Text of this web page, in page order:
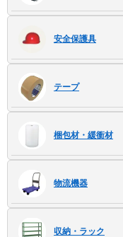
安全保護具
テープ
梱包材・緩衝材
物流機器
収納・ラック